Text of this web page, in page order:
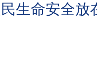
生命安全放